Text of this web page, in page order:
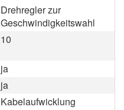
Drehregler zur
Geschwindigkeitswahl
10
ja
ja
Kabelaufwicklung